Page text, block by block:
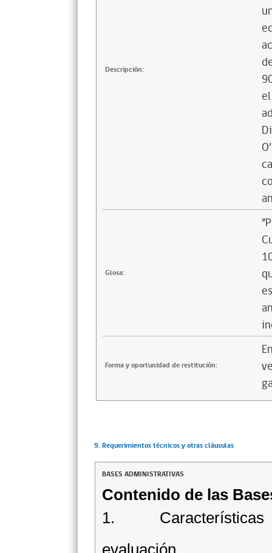
Descripción:
Glosa:
Forma y oportunidad de restitución:
9. Requerimientos técnicos y otras cláusulas
BASES ADMINISTRATIVAS
Contenido de las
1.
evaluación